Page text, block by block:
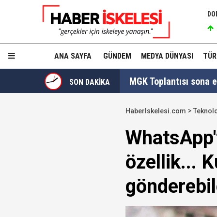
ANA SAYFA GÜNDEM MEDYA DÜNYASI
SON DAKİKA MGK Toplantısı
İzmit Belediyesi'nde
Tahir Sarıkaya'nın
Hakkında fezleke
Hangi suçlar
HaberIskelesi.com
özellik...